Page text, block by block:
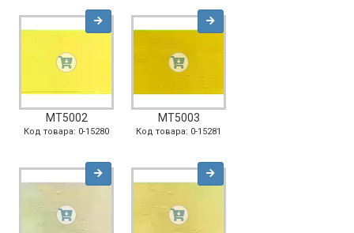
MT5002
Код товара: 0-15280
MT5003
Код товара: 0-15281